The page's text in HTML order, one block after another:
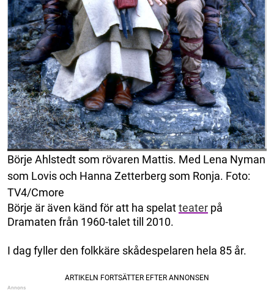
Börje Ahlstedt som rövaren Mattis. Med Lena Nyman
som Lovis och Hanna Zetterberg som Ronja. Foto:
TV4/Cmore
Börje är även känd för att ha spelatteater på
Dramaten från 1960-talet till 2010.
I dag fyller den folkkäre skådespelaren hela 85 år.